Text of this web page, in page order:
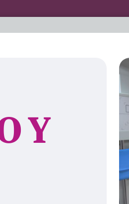
Y